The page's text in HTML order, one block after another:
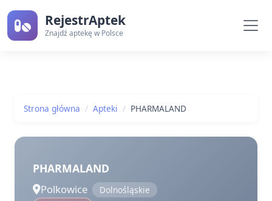
RejestrAptek
Znajdź aptekę w Polsce
Strona główna Apteki PHARMALAND
PHARMALAND
Polkowice Dolnośląskie